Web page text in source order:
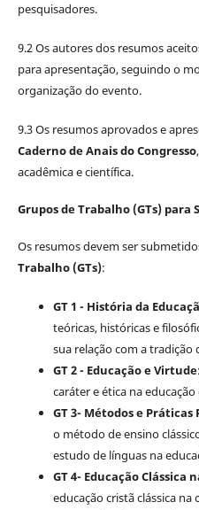
pesquisadores.
9.2 Os autores dos resumos
para apresentação, seguindo o
organização do evento.
9.3 Os resumos aprovados e
Caderno de Anais do Congresso
acadêmica e científica.
Grupos de Trabalho (GTs) para
Os resumos devem ser
Trabalho (GTs):
GT 1 - História da
teóricas, históricas e
sua relação com a tradição
GT 2 - Educação e Virtude
caráter e ética na educação
GT 3- Métodos e Práticas
o método de ensino
estudo de línguas na
GT 4- Educação Clássica
educação cristã clássica